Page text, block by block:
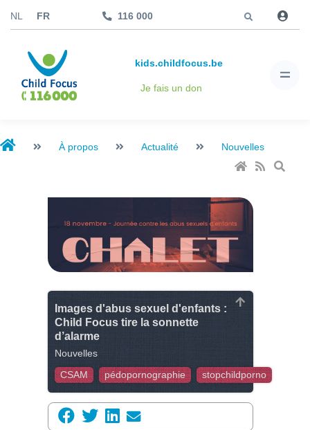
NL FR 116 000
kids.childfocus.be
Je fais un don
À propos Actualité Nouvelles
Images d'abus sexuel d'enfants :
Child Focus tire la sonnette
d’alarme
Nouvelles
CSAM pédopornographie stopchildporno